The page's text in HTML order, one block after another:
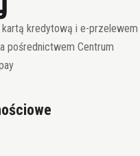
kredytową i e-przelewem
pośrednictwem Centrum